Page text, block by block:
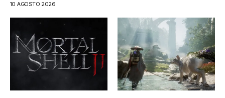
10 AGOSTO 2026